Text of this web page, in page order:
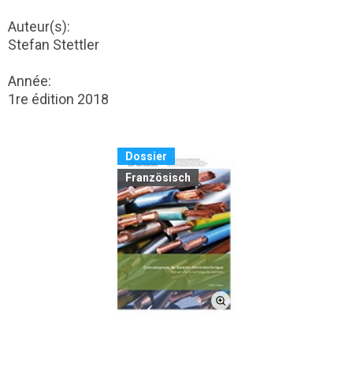
Auteur(s):
Stefan Stettler
Année:
1re édition 2018
Dossier
Französisch